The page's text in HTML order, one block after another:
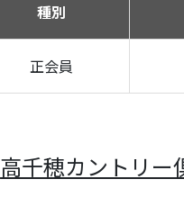
種別
正会員
高千穂カントリ